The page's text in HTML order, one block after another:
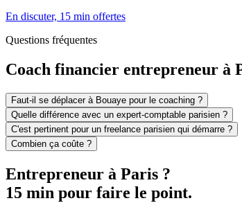
En discuter, 15 min offertes
Questions fréquentes
Coach financier entrepreneur à
Faut-il se déplacer à Bouaye pour le coaching ?
Quelle différence avec un expert-comptable parisien ?
C'est pertinent pour un freelance parisien qui démarre ?
Combien ça coûte ?
Entrepreneur à Paris ?
15 min pour faire le point.